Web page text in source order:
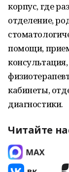
корпус, где
отделение,
помощи,
кабинеты,
диагностики.
Читайте